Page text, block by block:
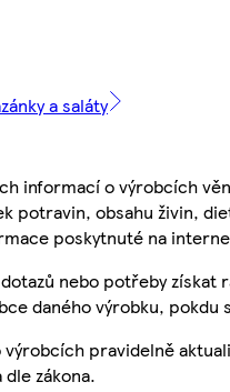
a saláty
informací o výrobcích
potravin, obsahu živin,
poskytnuté na
nebo potřeby
daného výrobku, pokdu
pravidelně
dle zákona.